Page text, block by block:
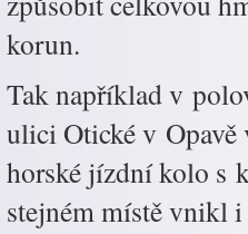
korun.
Tak například v
ulici Otické v Opavě
horské jízdní kolo s
stejném místě vnikl